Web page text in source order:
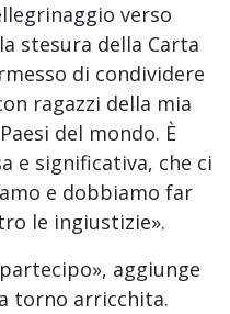
verso
stesura della Carta
di condividere
ragazzi della mia
del mondo. È
e significativa, che ci
e dobbiamo far
le ingiustizie».
aggiunge
torno arricchita.